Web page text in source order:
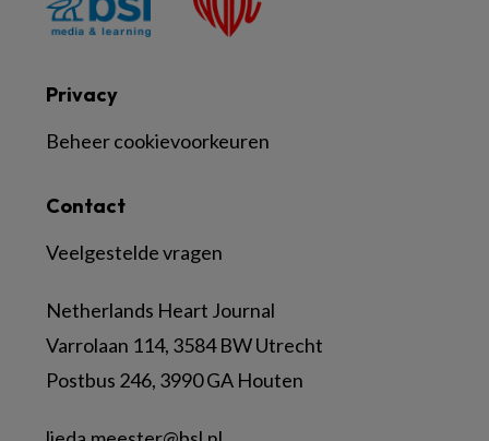
Contact
Veelgestelde vragen
Netherlands Heart Journal
Varrolaan 114, 3584 BW Utrecht
Postbus 246, 3990 GA Houten
Privacy
Beheer cookievoorkeuren